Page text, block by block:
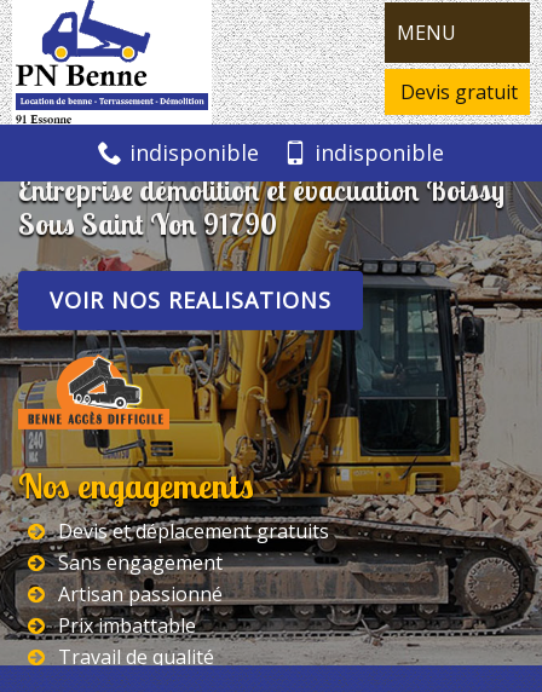
MENU
Devis gratuit
indisponible indisponible
Entreprise démolition et évacuation Boissy
Sous Saint Yon 91790
VOIR NOS REALISATIONS
Nos engagements
Devis et déplacement gratuits
Sans engagement
Artisan passionné
Prix imbattable
Travail de qualité